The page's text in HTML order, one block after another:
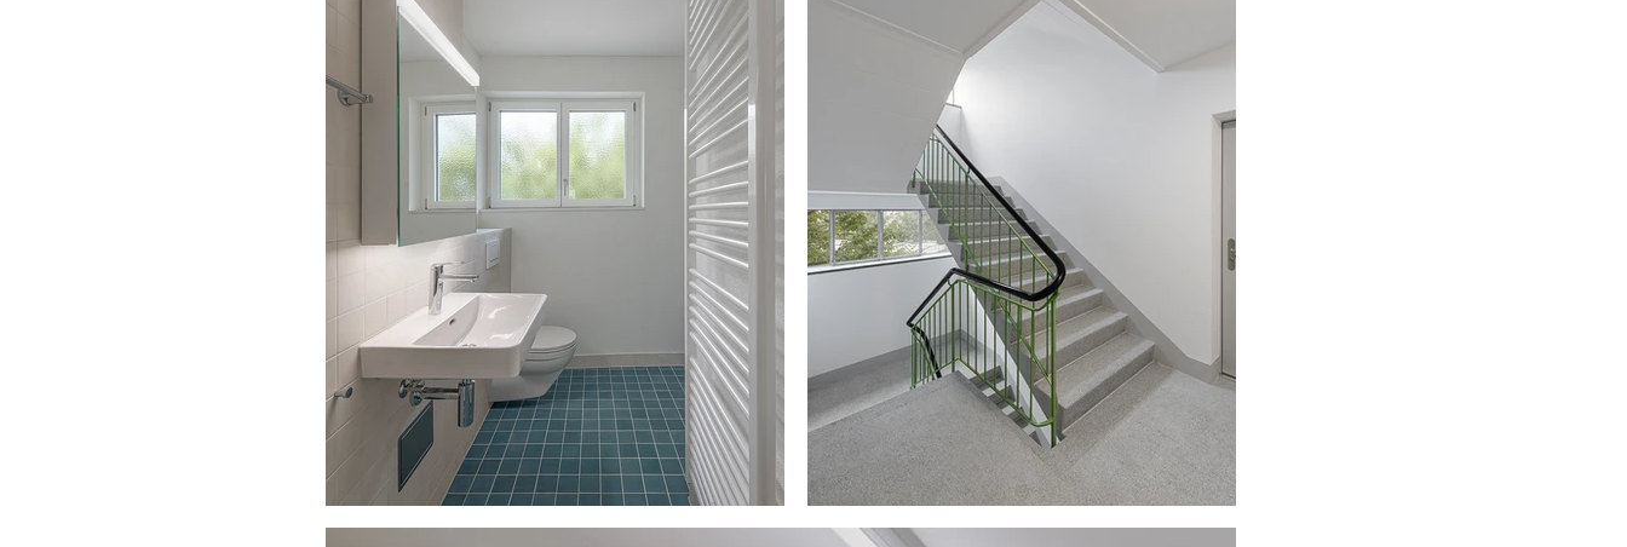
haustechnik GmbH, Bülach Fachplaner Bauphysik:
Braune Roth AG, Zürich Fachplaner Brandschutz: ProteQ
GmbH. Schaffhausen Fotografie: Archibatch, Zürich und
Thomas Hussel, Zürich, historisches Bild mit KI